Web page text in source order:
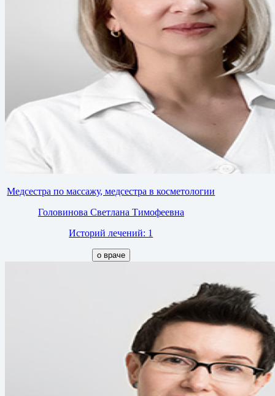
Медсестра по массажу, медсестра в косметологии
Головинова Светлана Тимофеевна
Историй лечений: 1
о враче